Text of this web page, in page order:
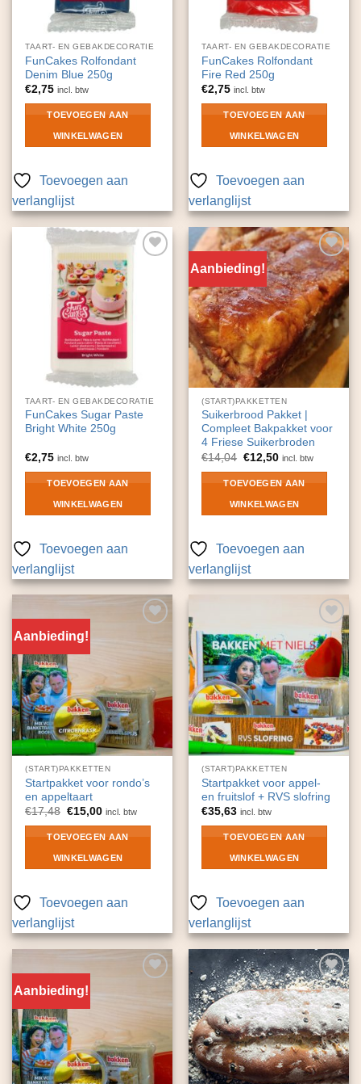
TAART- EN GEBAKDECORATIE
FunCakes Rolfondant
Denim Blue 250g
€2,75 incl. btw
TOEVOEGEN AAN
WINKELWAGEN
Toevoegen aan
verlanglijst
TAART- EN GEBAKDECORATIE
FunCakes Rolfondant
Fire Red 250g
€2,75 incl. btw
TOEVOEGEN AAN
WINKELWAGEN
Toevoegen aan
verlanglijst
Toevoegen
verlanglijst
TAART- EN GEBAKDECORATIE
FunCakes Sugar Paste
Bright White 250g
€2,75 incl. btw
TOEVOEGEN AAN
WINKELWAGEN
Toevoegen aan
verlanglijst
Aanbieding!
Toevoegen
aan
verlanglijst
(START)PAKKETTEN
Suikerbrood Pakket |
Compleet Bakpakket voor
4 Friese Suikerbroden
€14,04 Oorspronkelijke
prijs
was:
€14,04.
€12,50Huidige
is:
€12,50.
incl. btw
TOEVOEGEN AAN
WINKELWAGEN
Toevoegen aan
verlanglijst
Aanbieding!
verlanglijst
(START)PAKKETTEN
Startpakket voor rondo’s
en appeltaart
€17,48 Oorspronkelijke
was:
€17,48.
€15,00Huidige
is:
€15,00.
incl. btw
TOEVOEGEN AAN
WINKELWAGEN
Toevoegen aan
verlanglijst
Toevoegen
aan
verlanglijst
(START)PAKKETTEN
Startpakket voor appel-
en fruitslof + RVS slofring
€35,63 incl. btw
TOEVOEGEN AAN
WINKELWAGEN
Toevoegen aan
verlanglijst
Aanbieding!
verlanglijst
Toevoegen
aan
verlanglijst